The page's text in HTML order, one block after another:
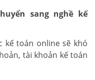
sang nghề kế
kế toán online sẽ khó
tài khoản kế toán